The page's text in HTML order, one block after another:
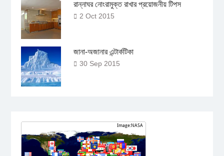
রান্নাঘর নোংরামুক্ত রাখার প্রয়োজনীয় টিপস
2 Oct 2015
জানা-অজানার এন্টার্কটিকা
30 Sep 2015